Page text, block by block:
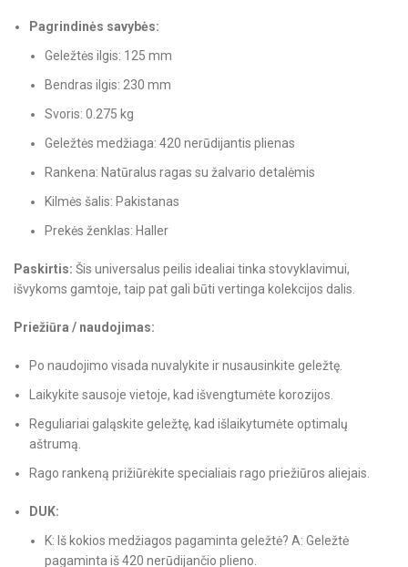
Pagrindinės savybės:
Geležtės ilgis: 125 mm
Bendras ilgis: 230 mm
Svoris: 0.275 kg
Geležtės medžiaga: 420 nerūdijantis plienas
Rankena: Natūralus ragas su žalvario detalėmis
Kilmės šalis: Pakistanas
Prekės ženklas: Haller
Paskirtis: Šis universalus peilis idealiai tinka stovyklavimui,
išvykoms gamtoje, taip pat gali būti vertinga kolekcijos dalis.
Priežiūra / naudojimas:
Po naudojimo visada nuvalykite ir nusausinkite geležtę.
Laikykite sausoje vietoje, kad išvengtumėte korozijos.
Reguliariai galąskite geležtę, kad išlaikytumėte optimalų
aštrumą.
Rago rankeną prižiūrėkite specialiais rago priežiūros aliejais.
DUK:
K: Iš kokios medžiagos pagaminta geležtė? A: Geležtė
pagaminta iš 420 nerūdijančio plieno.